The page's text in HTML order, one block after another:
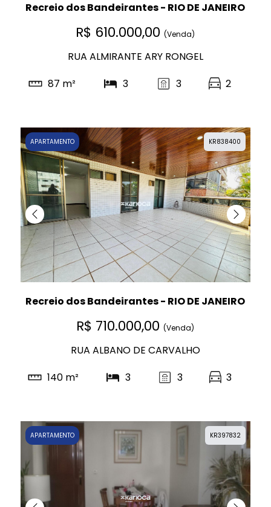
Recreio dos Bandeirantes - RIO DE JANEIRO
R$ 610.000,00(Venda)
RUA ALMIRANTE ARY RONGEL
87 m²
3 3 2
KR838400
APARTAMENTO
Recreio dos Bandeirantes - RIO DE JANEIRO
R$ 710.000,00(Venda)
RUA ALBANO DE CARVALHO
140 m²
3 3 3
KR397832
APARTAMENTO